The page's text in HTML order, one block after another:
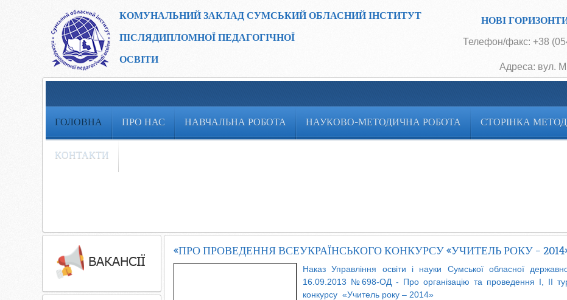
КОМУНАЛЬНИЙ ЗАКЛАД СУМСЬКИЙ ОБЛАСНИЙ ІНСТИТУТ
ПІСЛЯДИПЛОМНОЇ ПЕДАГОГІЧНОЇ
ОСВІТИ
НОВІ
Телефон/факс: +38
Адреса: вул.
ГОЛОВНА ПРО НАС НАВЧАЛЬНА РОБОТА НАУКОВО-МЕТОДИЧНА РОБОТА СТОРІНКА
КОНТАКТИ
«ПРО ПРОВЕДЕННЯ ВСЕУКРАЇНСЬКОГО КОНКУРСУ «УЧИТЕЛЬ РОКУ –
Наказ Управління освіти і науки Сумської обласної
16.09.2013 №698-ОД - Про організацію та проведення І, II
конкурсу «Учитель року – 2014»